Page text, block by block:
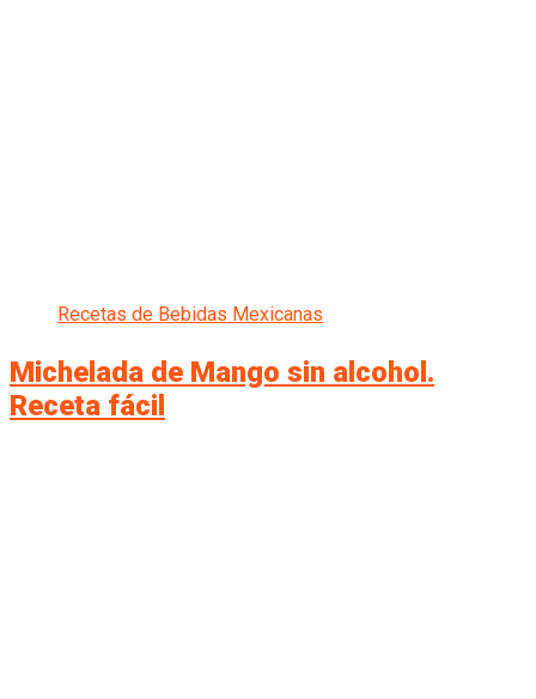
Recetas de Bebidas Mexicanas
Michelada de Mango sin alcohol.
Receta fácil